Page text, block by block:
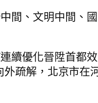
間、文明中間、
續優化晉陞首都
疏解，北京市在